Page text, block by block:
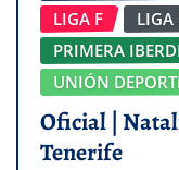
LIGA F
LIGA
PRIMERA
UNIÓN
Oficial |
Tenerife